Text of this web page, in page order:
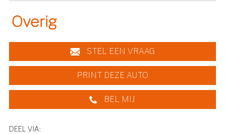
Overig
STEL EEN VRAAG
PRINT DEZE AUTO
BEL MIJ
DEEL VIA: